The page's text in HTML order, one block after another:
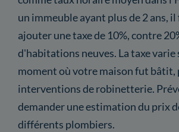
un immeuble ayant plus de 2 ans,
ajouter une taxe de 10%, contre
d'habitations neuves. La taxe varie
moment où votre maison fut bâtit,
interventions de robinetterie.
demander une estimation du prix
différents plombiers.